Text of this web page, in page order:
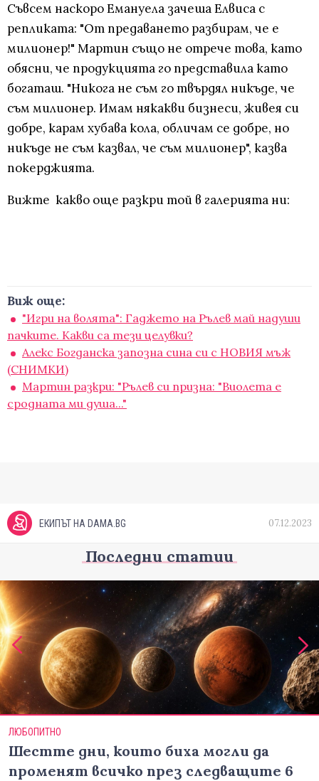
Съвсем наскоро Емануела зачеша Елвиса с
репликата: "От предаването разбирам, че е
милионер!" Мартин също не отрече това, като
обясни, че продукцията го представила като
богаташ. "Никога не съм го твърдял никъде, че
съм милионер. Имам някакви бизнеси, живея си
добре, карам хубава кола, обличам се добре, но
никъде не съм казвал, че съм милионер", казва
покерджията.
Вижте какво още разкри той в галерията ни:
Виж още:
"Игри на волята": Гаджето на Рълев май надуши
пачките. Какви са тези целувки?
Алекс Богданска запозна сина си с НОВИЯ мъж
(СНИМКИ)
Мартин разкри: "Рълев си призна: "Виолета е
сродната ми душа..."
ЕКИПЪТ НА DAMA.BG 07.12.2023
Последни статии
ЛЮБОПИТНО
Шестте дни, които биха могли да
променят всичко през следващите 6